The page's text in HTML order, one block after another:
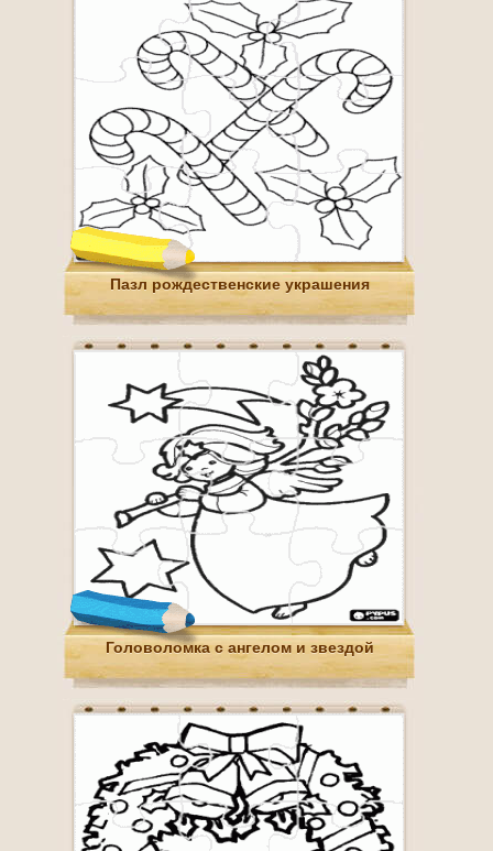
Пазл рождественские украшения
Головоломка с ангелом и звездой